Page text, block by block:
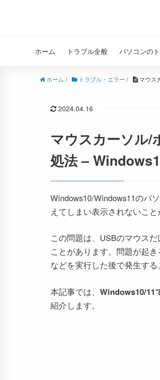
ホーム トラブル全般 パソコンの
ホーム / トラブル・エラー / マウス
2024.04.16
マウスカーソル/
処法 –
Windows10/Windows11のパ
えてしまい表示されないこと
この問題は、USBのマウス
ことがあります。問題が起
などを実行した後で発生する
本記事では、 Windows10/11
紹介します。